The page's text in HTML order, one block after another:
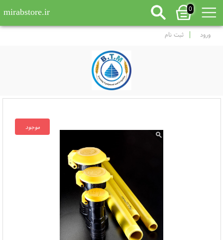
0
mirabstore.ir
ورود ثبت نام
موجود